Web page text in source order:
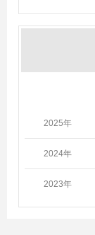
2025年
2024年
2023年